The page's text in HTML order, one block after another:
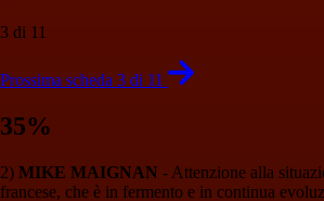
3 di 11
Prossima scheda 3 di 11
35%
2) MIKE MAIGNAN - Attenzione alla
francese, che è in fermento e in continua